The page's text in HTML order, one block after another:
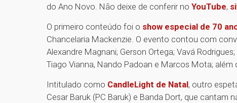
do Ano Novo. Não deixe de conferir no YouTube,
O primeiro conteúdo foi o show especial de 70
Chancelaria Mackenzie. O evento contou com
Alexandre Magnani; Gerson Ortega; Vavá
Tiago Vianna, Nando Padoan e Marcos Mota;
Intitulado como CandleLight de Natal, outro
Cesar Baruk (PC Baruk) e Banda Dort, que cantam